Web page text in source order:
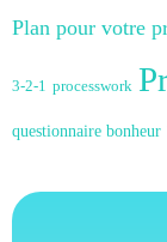
Plan pour votre
3-2-1 processwork
questionnaire bonheur